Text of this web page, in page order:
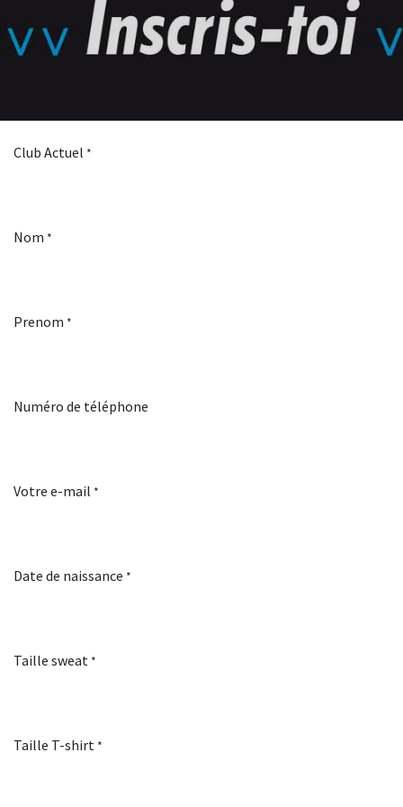
Club Actuel *
Nom *
Prenom *
Numéro de téléphone
Votre e-mail *
Date de naissance *
Taille sweat *
Taille T-shirt *